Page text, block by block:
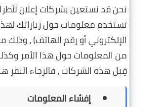
نحن قد نستعين بشركات إعلان
تستخدم معلومات حول زياراتك لهذا
الإلكتروني أو رقم الهاتف) ،
من المعلومات حول هذا الأمر
قِبل هذه الشركات ، فالرجاء النقر
إفشاء المعلومات